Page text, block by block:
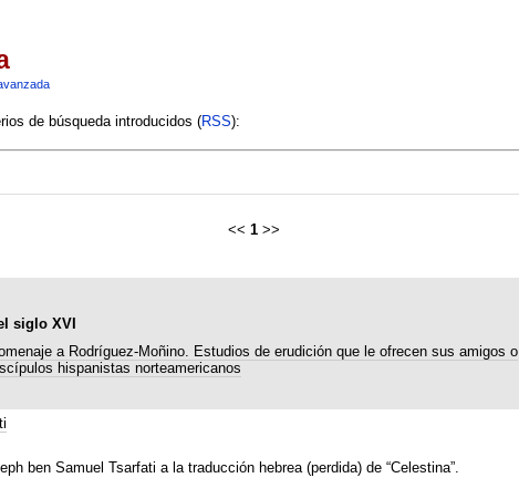
de búsqueda introducidos (RSS):
<< 1 >>
siglo XVI
a Rodríguez-Moñino. Estudios de erudición que le ofrecen sus amigos o
hispanistas norteamericanos
ben Samuel Tsarfati a la traducción hebrea (perdida) de “Celestina”.